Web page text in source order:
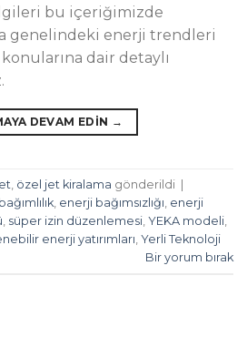
bu içeriğimizde
genelindeki enerji trendleri
dair detaylı
DEVAM EDIN →
özel jet kiralama gönderildi |
enerji bağımsızlığı enerji
süper izin düzenlemesi YEKA modeli
enerji yatırımları Yerli Teknoloji
Bir yorum bırak